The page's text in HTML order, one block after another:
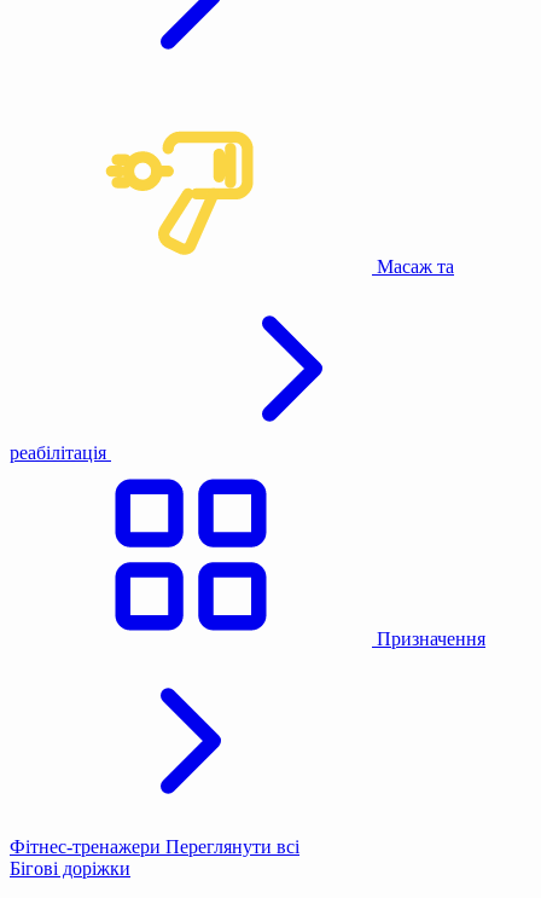
Масаж та
реабілітація
Призначення
Фітнес-тренажери Переглянути всі
Бігові доріжки